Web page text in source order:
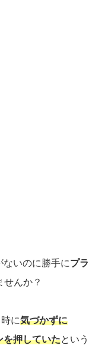
ないのに勝手にプラ
せんか？
に気づかずに
を押していたという